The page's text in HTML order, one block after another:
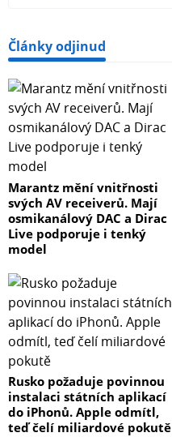
Články odjinud
Marantz mění vnitřnosti
svých AV receiverů. Mají
osmikanálový DAC a Dirac
Live podporuje i tenký
model
Rusko požaduje povinnou
instalaci státních aplikací
do iPhonů. Apple odmítl,
teď čelí miliardové pokutě